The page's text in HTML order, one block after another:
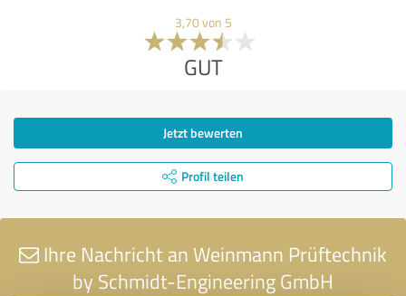
3,70 von 5
GUT
Jetzt bewerten
Profil teilen
Ihre Nachricht an Weinmann Prüftechnik
by Schmidt-Engineering GmbH